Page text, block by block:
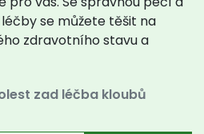
se můžete těšit na
zdravotního stavu a
zad léčba kloubů